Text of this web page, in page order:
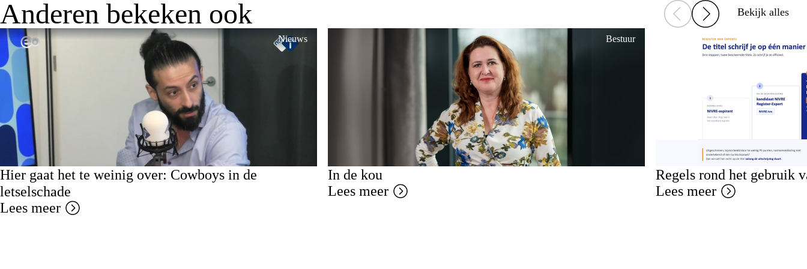
Anderen bekeken ook Bekijk alles
Nieuws
Hier gaat het te weinig over: Cowboys in de
letselschade
Lees meer
Bestuur
In de kou
Lees meer
Regels rond het gebruik
Lees meer